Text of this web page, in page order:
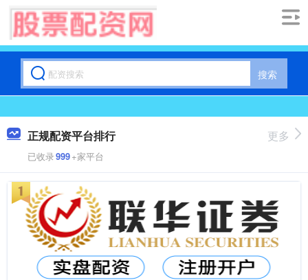
搜索
正规配资平台排行
已收录999+家平台
更多